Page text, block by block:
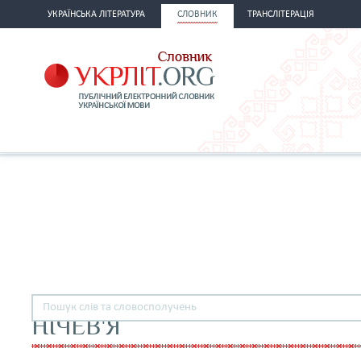
УКРАЇНСЬКА ЛІТЕРАТУРА СЛОВНИК ТРАНСЛІТЕРАЦІЯ
НІЧЕВ'Я